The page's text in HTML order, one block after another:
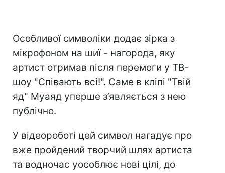
Особливої символіки додає зірка з
мікрофоном на шиї - нагорода, яку
артист отримав після перемоги у ТВ-
шоу "Співають всі!". Саме в кліпі "Твій
яд" Муаяд уперше з’являється з нею
публічно.
У відеороботі цей символ нагадує про
вже пройдений творчий шлях артиста
та водночас уособлює нові цілі, до